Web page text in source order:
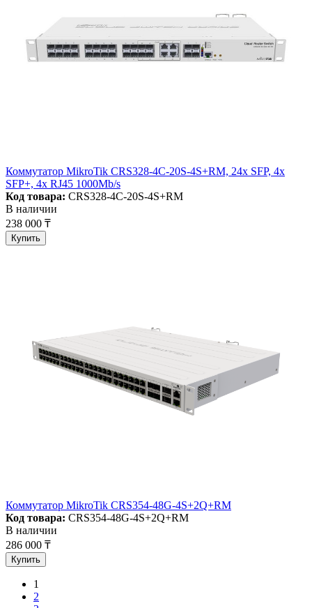
Коммутатор MikroTik CRS328-4C-20S-4S+RM, 24x SFP, 4x
SFP+, 4x RJ45 1000Mb/s
Код товара: CRS328-4C-20S-4S+RM
В наличии
238 000 ₸
Купить
Коммутатор MikroTik CRS354-48G-4S+2Q+RM
Код товара: CRS354-48G-4S+2Q+RM
В наличии
286 000 ₸
Купить
1
2